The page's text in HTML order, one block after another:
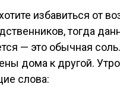
избавиться от
тогда
— это обычная
дома к другой.
слова: